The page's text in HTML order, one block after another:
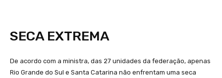
SECA EXTREMA
De acordo com a ministra, das 27 unidades da federação, apenas
Rio Grande do Sul e Santa Catarina não enfrentam uma seca